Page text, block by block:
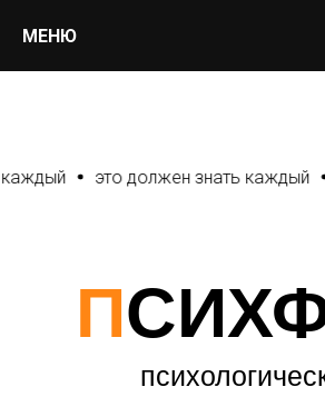
МЕНЮ
это должен знать каждый
П